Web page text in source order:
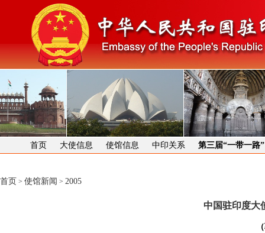
首页 大使信息 使馆信息 中印关系 第三届“一带一路
首页 > 使馆新闻 > 2005
中国驻印度大